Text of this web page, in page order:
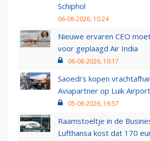
Schiphol
06-08-2026, 10:24
Nieuwe ervaren CEO
voor geplaagd Air India
06-08-2026, 10:17
Saoedi’s kopen
Aviapartner op Luik Airport
05-08-2026, 16:57
Raamstoeltje in de
Lufthansa kost dat 170